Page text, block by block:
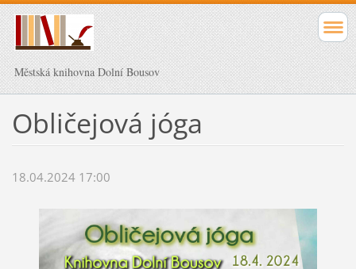
Městská knihovna Dolní Bousov
Obličejová jóga
18.04.2024 17:00